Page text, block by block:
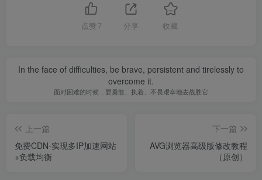
点赞 7 分享 收藏
In the face of difficulties, be brave, persistent and tirelessly to
overcome it.
面对困难的时候，要勇敢、执着、不畏艰辛地去战胜它
上一篇
免费CDN-实现多IP加速网站
+负载均衡
下一篇
AVG浏览器高级版修改教程
（原创）